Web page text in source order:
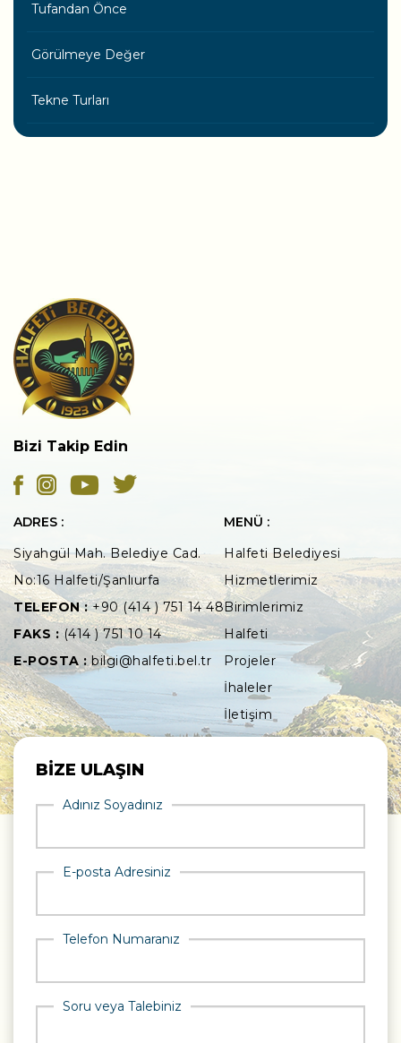
Tufandan Önce
Görülmeye Değer
Tekne Turları
Bizi Takip Edin
ADRES :
Siyahgül Mah. Belediye Cad.
No:16 Halfeti/Şanlıurfa
TELEFON :+90 (414 ) 751 14 48
FAKS :(414 ) 751 10 14
E-POSTA :bilgi@halfeti.bel.tr
MENÜ :
Halfeti Belediyesi
Hizmetlerimiz
Birimlerimiz
Halfeti
Projeler
İhaleler
İletişim
BİZE ULAŞIN
Adınız Soyadınız
E-posta Adresiniz
Telefon Numaranız
Soru veya Talebiniz